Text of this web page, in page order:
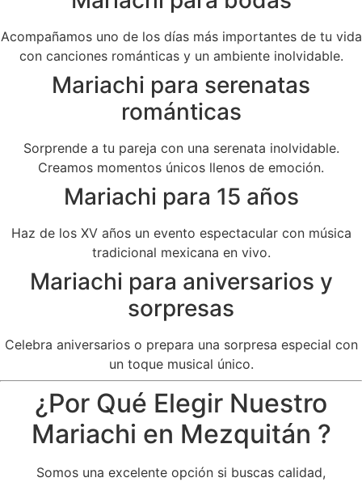
Acompañamos uno de los días más importantes de tu vida
con canciones románticas y un ambiente inolvidable.
Mariachi para serenatas
románticas
Sorprende a tu pareja con una serenata inolvidable.
Creamos momentos únicos llenos de emoción.
Mariachi para 15 años
Haz de los XV años un evento espectacular con música
tradicional mexicana en vivo.
Mariachi para aniversarios y
sorpresas
Celebra aniversarios o prepara una sorpresa especial con
un toque musical único.
¿Por Qué Elegir Nuestro
Mariachi en Mezquitán ?
Somos una excelente opción si buscas calidad,